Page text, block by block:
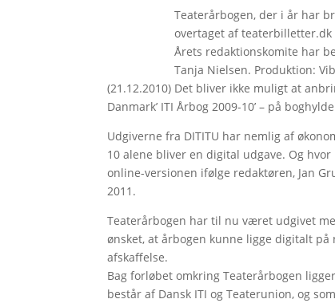
Teaterårbogen, der i år har
overtaget af teaterbilletter.dk
Årets redaktionskomite har
Tanja Nielsen. Produktion:
(21.12.2010) Det bliver ikke muligt at
Danmark’ ITI Årbog 2009-10’ – på
Udgiverne fra DITITU har nemlig af
10 alene bliver en digital udgave. Og
online-versionen ifølge redaktøren, Jan
2011.
Teaterårbogen har til nu været udgivet
ønsket, at årbogen kunne ligge digitalt
afskaffelse.
Bag forløbet omkring Teaterårbogen
består af Dansk ITI og Teaterunion, og